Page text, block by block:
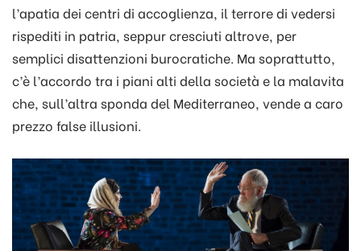
l’apatia dei centri di accoglienza, il terrore di vedersi
rispediti in patria, seppur cresciuti altrove, per
semplici disattenzioni burocratiche. Ma soprattutto,
c’è l’accordo tra i piani alti della società e la malavita
che, sull’altra sponda del Mediterraneo, vende a caro
prezzo false illusioni.